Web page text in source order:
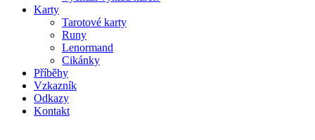
Karty
Tarotové karty
Runy
Lenormand
Cikánky
Příběhy
Vzkazník
Odkazy
Kontakt